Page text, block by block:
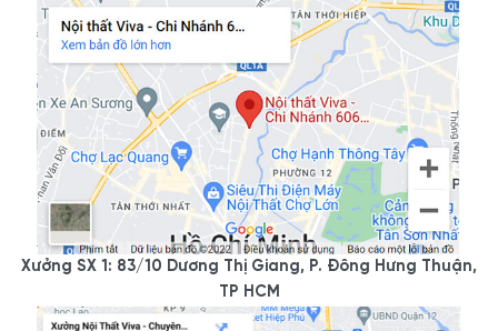
Xưởng SX 1: 83/10 Dương Thị Giang, P. Đông Hưng Thuận,
TP HCM